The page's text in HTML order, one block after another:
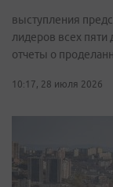
выступления
лидеров всех пяти
отчеты о
10:17, 28 июля 2026